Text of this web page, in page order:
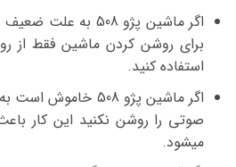
اگر ماشین پژو 508
برای روشن کردن ماشین فقط از
استفاده کنید.
اگر ماشین پژو 508
صوتی را روشن نکنید این کار
میشود.